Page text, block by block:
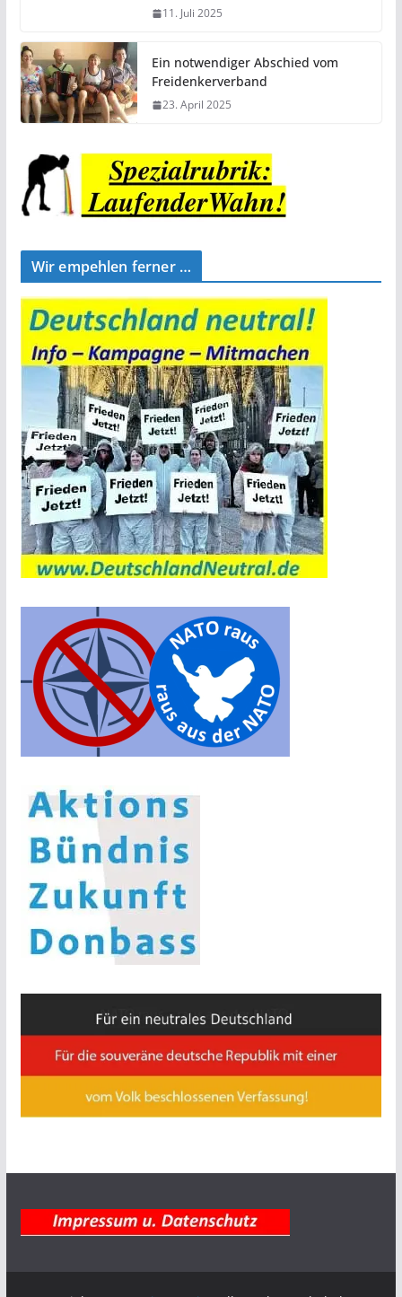
11. Juli 2025
Ein notwendiger Abschied vom
Freidenkerverband
23. April 2025
Wir empehlen ferner …